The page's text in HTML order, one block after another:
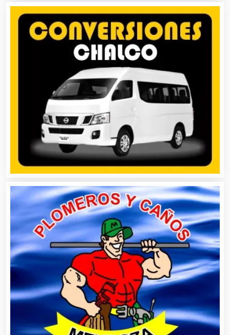
Alquiler de Equipos para Fiestas
Alquiler de Sillas y Mesas
Alquiler de Trajes de Etiqueta
Alta Costura
Aluminio
Ambulancias
Análisis Clínicos
Análisis de Aguas
Animadores de Eventos
Aparatos y Equipos Eléctricos